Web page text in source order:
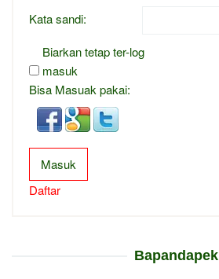
Kata sandi:
Biarkan tetap ter-log
masuk
Bisa Masuak pakai:
Masuk
Daftar
Bapandapek